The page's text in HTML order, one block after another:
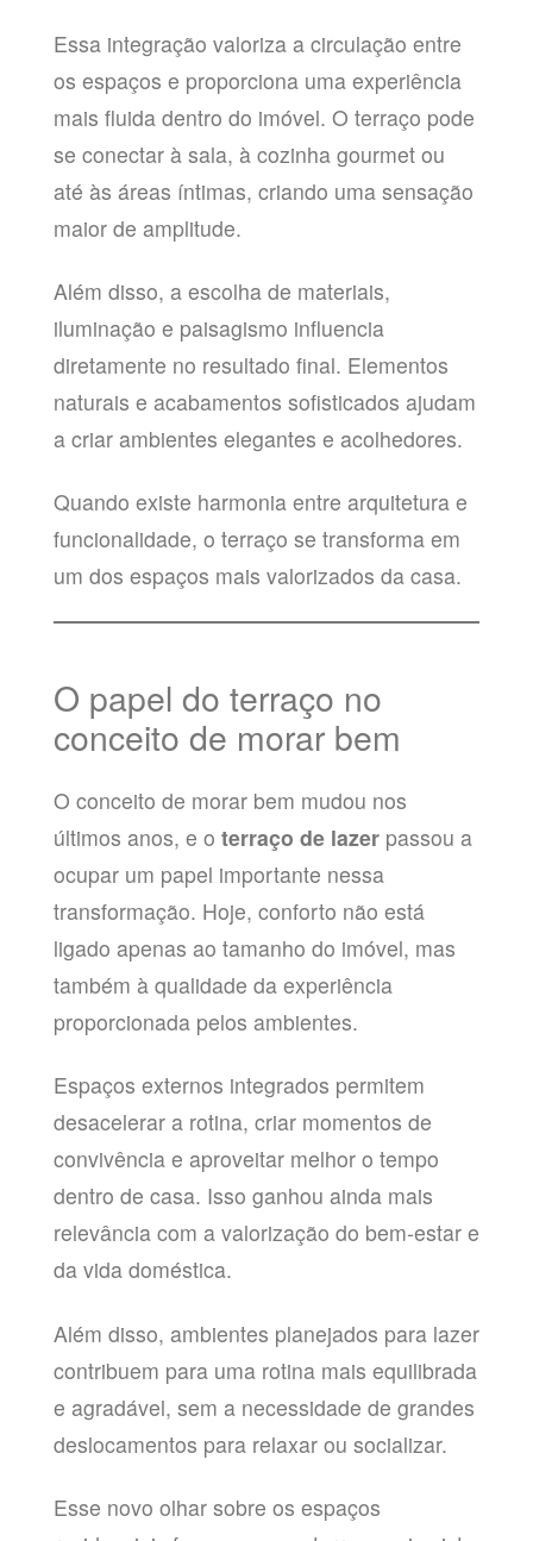
Essa integração valoriza a circulação entre
os espaços e proporciona uma experiência
mais fluida dentro do imóvel. O terraço pode
se conectar à sala, à cozinha gourmet ou
até às áreas íntimas, criando uma sensação
maior de amplitude.
Além disso, a escolha de materiais,
iluminação e paisagismo influencia
diretamente no resultado final. Elementos
naturais e acabamentos sofisticados ajudam
a criar ambientes elegantes e acolhedores.
Quando existe harmonia entre arquitetura e
funcionalidade, o terraço se transforma em
um dos espaços mais valorizados da casa.
O papel do terraço no
conceito de morar bem
O conceito de morar bem mudou nos
últimos anos, e o terraço de lazerpassou a
ocupar um papel importante nessa
transformação. Hoje, conforto não está
ligado apenas ao tamanho do imóvel, mas
também à qualidade da experiência
proporcionada pelos ambientes.
Espaços externos integrados permitem
desacelerar a rotina, criar momentos de
convivência e aproveitar melhor o tempo
dentro de casa. Isso ganhou ainda mais
relevância com a valorização do bem-estar e
da vida doméstica.
Além disso, ambientes planejados para lazer
contribuem para uma rotina mais equilibrada
e agradável, sem a necessidade de grandes
deslocamentos para relaxar ou socializar.
Esse novo olhar sobre os espaços